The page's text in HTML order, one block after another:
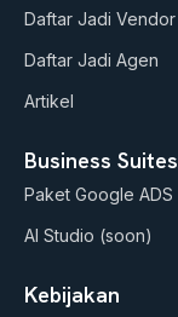
a
k
Daftar Jadi Vendor
Daftar Jadi Agen
Artikel
Business Suites
Paket Google ADS
AI Studio (soon)
Kebijakan